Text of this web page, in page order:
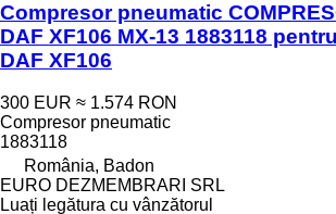
Compresor pneumatic
DAF XF106 MX-13 1883118
DAF XF106
300 EUR ≈ 1.574 RON
Compresor pneumatic
1883118
România, Badon
EURO DEZMEMBRARI SRL
Luați legătura cu vânzătorul